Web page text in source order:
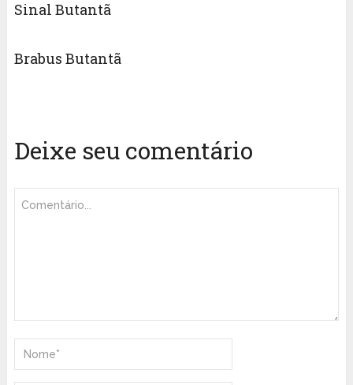
Sinal Butantã
Brabus Butantã
Deixe seu comentário